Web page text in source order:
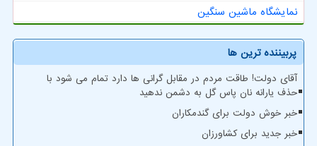
نمایشگاه ماشین سنگین
پربیننده ترین ها
آقای دولت! طاقت مردم در مقابل گرانی ها دارد تمام می شود با
حذف یارانه نان پاس گل به دشمن ندهید
خبر خوش دولت برای گندمکاران
خبر جدید برای کشاورزان